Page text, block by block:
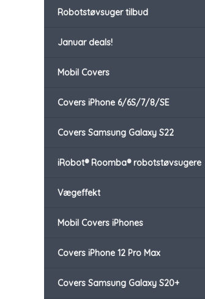
Robotstøvsuger tilbud
Januar deals!
Mobil Covers
Covers iPhone 6/6S/7/8/SE
Covers Samsung Galaxy S22
iRobot® Roomba® robotstøvsugere
Vægeffekt
Mobil Covers iPhones
Covers iPhone 12 Pro Max
Covers Samsung Galaxy S20+